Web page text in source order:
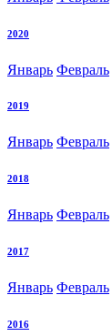
2020
Январь Февраль
2019
Январь Февраль
2018
Январь Февраль
2017
Январь Февраль
2016